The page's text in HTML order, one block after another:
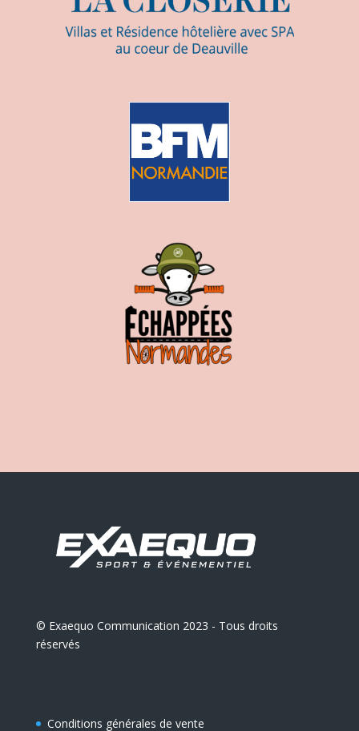
© Exaequo Communication 2023 - Tous droits
réservés
Conditions générales de vente